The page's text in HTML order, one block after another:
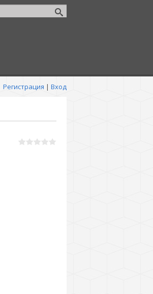
Регистрация | Вход